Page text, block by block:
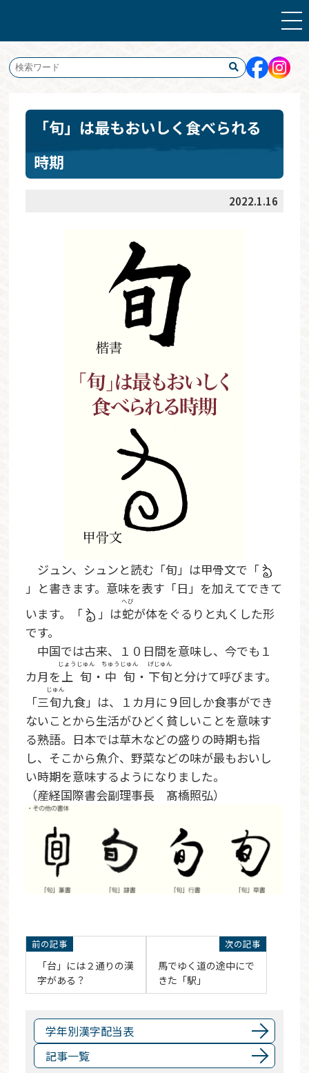
「旬」は最もおいしく食べられる
時期
2022.1.16
ジュン、シュンと読む「旬」は甲骨文で「
」と書きます。意味を表す「日」を加えてできて
います。「
」は蛇
へび
が体をぐるりと丸くした形
です。
中国では古来、１０日間を意味し、今でも１
カ月を上旬
じょうじゅん
・ 中旬
ちゅうじゅん
・ 下旬
げじゅん
と分けて呼びます。
「三旬
じゅん
九食」は、１カ月に９回しか食事ができ
ないことから生活がひどく貧しいことを意味す
る熟語。日本では草木などの盛りの時期も指
し、そこから魚介、野菜などの味が最もおいし
い時期を意味するようになりました。
（産経国際書会副理事長 髙橋照弘）
「台」には２通りの漢
字がある？
馬でゆく道の途中にで
きた「駅」
学年別漢字配当表
記事一覧